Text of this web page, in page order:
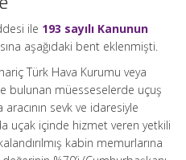
ile 193 sayılı Kanunun
aşağıdaki bent eklenmişti.
Türk Hava Kurumu veya
bulunan müesseselerde uçuş
sevk ve idaresiyle
uçak içinde hizmet veren yetkili
kabin memurlarına